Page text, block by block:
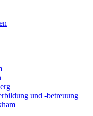
und -betreuung